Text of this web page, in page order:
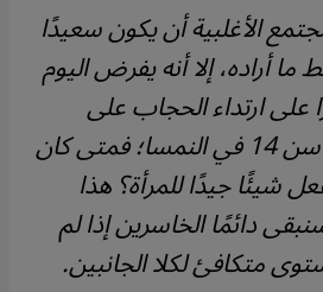
الأغلبية أن يكون سعيدًا
ما أراده، إلا أنه يفرض اليوم
ارتداء الحجاب على
التلميذات من دون سن 14 في النمسا؛ فمتى كان
شيئًا جيدًا للمرأة؟ هذا
دائمًا الخاسرين إذا لم
متكافئ لكلا الجانبين.